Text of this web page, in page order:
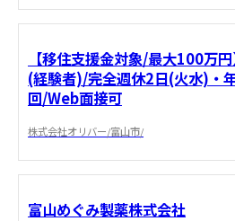
【移住支援金対象/最大100万
(経験者)/完全週休2日(火水)・
回/Web面接可
株式会社オリバー/富山市/
富山めぐみ製薬株式会社